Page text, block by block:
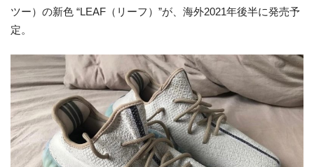
ツー）の新色 “LEAF（リーフ）”が、海外2021年後半に発売予
定。